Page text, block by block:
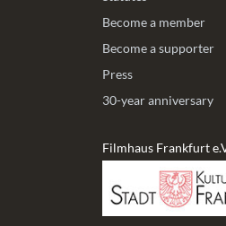
Become a member
Become a supporter
Press
30-year anniversary
Filmhaus Frankfurt